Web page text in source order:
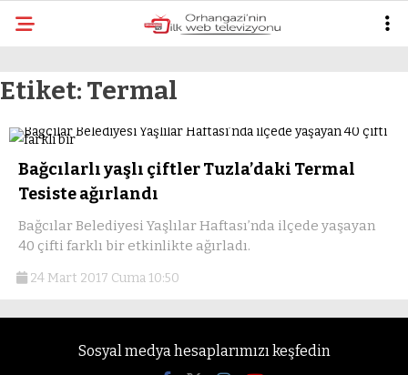
Etiket: Termal
Bağcılarlı yaşlı çiftler Tuzla’daki Termal
Tesiste ağırlandı
Bağcılar Belediyesi Yaşlılar Haftası’nda ilçede yaşayan
40 çifti farklı bir etkinlikte ağırladı.
24 Mart 2017 Cuma 10:50
Sosyal medya hesaplarımızı keşfedin